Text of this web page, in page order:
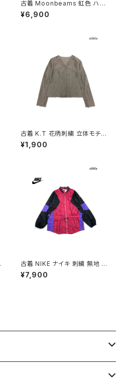
古着 Moonbeams 虹色 ハイ
ネック 総柄 長袖 ニット セータ
ー カラフル 水色 (ttu2501051)
¥6,900
古着 K.T 花柄刺繍 立体モチー
フ 前開き 無地 リネン 長袖 ブラ
ウス こげ茶 (ttu2509069)
¥1,900
古着 NIKE ナイキ 刺繍 無地 ナ
イロン 長袖 アウター アウトドア
ジャケット ピンク (ttu250816
¥7,900